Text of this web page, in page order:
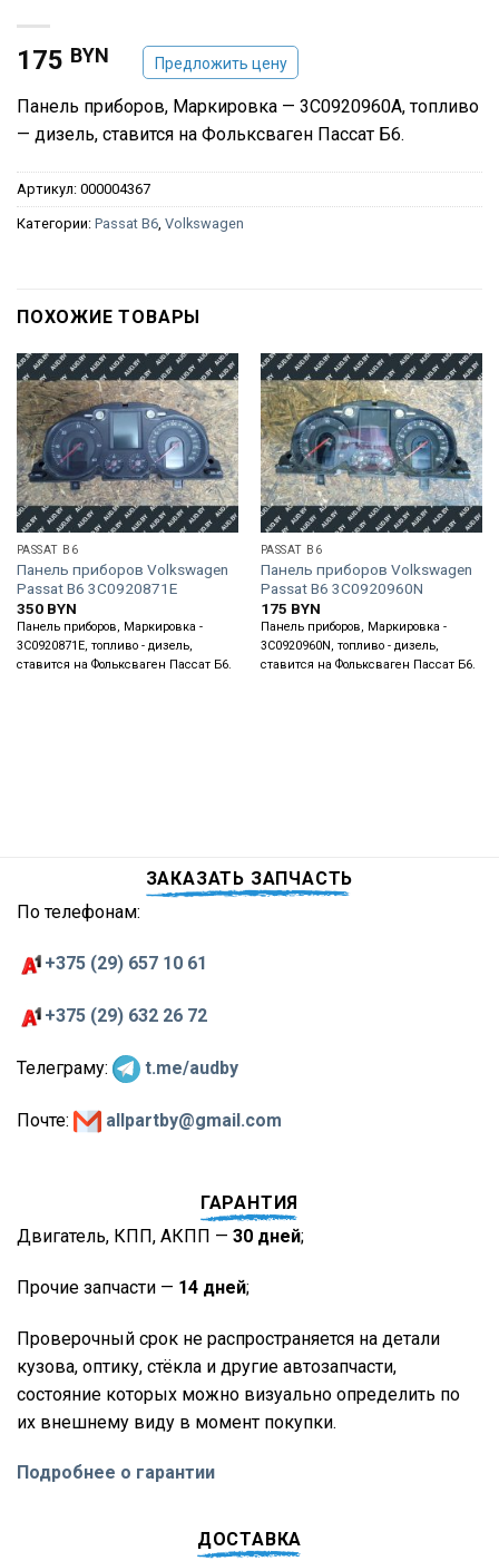
175 BYN Предложить цену
Панель приборов, Маркировка — 3C0920960A, топливо
— дизель, ставится на Фольксваген Пассат Б6.
Артикул: 000004367
Категории: Passat B6, Volkswagen
ПОХОЖИЕ ТОВАРЫ
PASSAT B6
Панель приборов Volkswagen
Passat B6 3C0920871E
350 BYN
Панель приборов, Маркировка -
3C0920871E, топливо - дизель,
ставится на Фольксваген Пассат Б6.
PASSAT B6
Панель приборов Volkswagen
Passat B6 3C0920960N
175 BYN
Панель приборов, Маркировка -
3C0920960N, топливо - дизель,
ставится на Фольксваген Пассат Б6.
ЗАКАЗАТЬ ЗАПЧАСТЬ
По телефонам:
+375 (29) 657 10 61
+375 (29) 632 26 72
Телеграму: t.me/audby
Почте: allpartby@gmail.com
ГАРАНТИЯ
Двигатель, КПП, АКПП — 30 дней;
Прочие запчасти — 14 дней;
Проверочный срок не распространяется на детали
кузова, оптику, стёкла и другие автозапчасти,
состояние которых можно визуально определить по
их внешнему виду в момент покупки.
Подробнее о гарантии
ДОСТАВКА